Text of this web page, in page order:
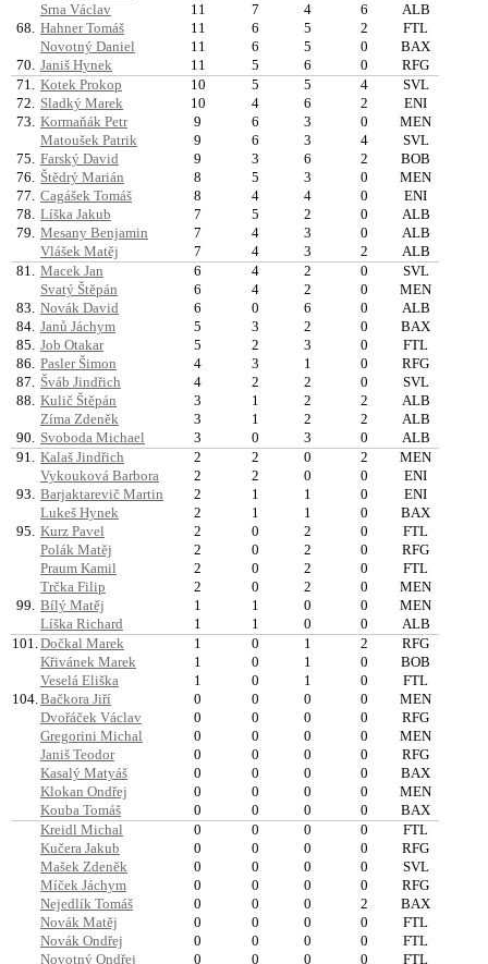
Srna Václav
11 7 4 6
ALB
68.
Hahner Tomáš 11 6 5 2
FTL
Novotný Daniel
11 6 5 0
BAX
70.
Janiš Hynek 11 5 6 0
RFG
71.
Kotek Prokop 10 5 5 4
SVL
72.
Sladký Marek 10 4 6 2
ENI
73.
Kormaňák Petr 9 6 3 0
MEN
Matoušek Patrik
9 6 3 4
SVL
75.
Farský David 9 3 6 2
BOB
76.
Štědrý Marián 8 5 3 0
MEN
77.
Cagášek Tomáš 8 4 4 0
ENI
78.
Líška Jakub 7 5 2 0
ALB
79.
Mesany Benjamin 7 4 3 0
ALB
Vlášek Matěj
7 4 3 2
ALB
81.
Macek Jan 6 4 2 0
SVL
Svatý Štěpán
6 4 2 0
MEN
83.
Novák David 6 0 6 0
ALB
84. Janů Jáchym 5 3 2 0
BAX
85.
Job Otakar 5 2 3 0
FTL
86.
Pasler Šimon 4 3 1 0
RFG
87.
Šváb Jindřich 4 2 2 0
SVL
88.
Kulič Štěpán 3 1 2 2
ALB
Zíma Zdeněk
3 1 2 2
ALB
90.
Svoboda Michael 3 0 3 0
ALB
91.
Kalaš Jindřich 2 2 0 2
MEN
Vykouková Barbora
2 2 0 0
ENI
93.
Barjaktarevič Martin 2 1 1 0
ENI
Lukeš Hynek
2 1 1 0
BAX
95.
Kurz Pavel 2 0 2 0
FTL
Polák Matěj
2 0 2 0
RFG
Praum Kamil
2 0 2 0
FTL
Trčka Filip
2 0 2 0
MEN
99.
Bílý Matěj 1 1 0 0
MEN
Líška Richard
1 1 0 0
ALB
101. Dočkal Marek 1 0 1 2
RFG
Křivánek Marek
1 0 1 0
BOB
Veselá Eliška
1 0 1 0
FTL
104. Bačkora Jiří 0 0 0 0
MEN
Dvořáček Václav
0 0 0 0
RFG
Gregorini Michal
0 0 0 0
MEN
Janiš Teodor
0 0 0 0
RFG
Kasalý Matyáš
0 0 0 0
BAX
Klokan Ondřej
0 0 0 0
MEN
Kouba Tomáš
0 0 0 0
BAX
Kreidl Michal
0 0 0 0
FTL
Kučera Jakub
0 0 0 0
RFG
Mašek Zdeněk
0 0 0 0
SVL
Míček Jáchym
0 0 0 0
RFG
Nejedlík Tomáš
0 0 0 2
BAX
Novák Matěj
0 0 0 0
FTL
Novák Ondřej
0 0 0 0
FTL
Novotný Ondřej
0 0 0 0 FTL